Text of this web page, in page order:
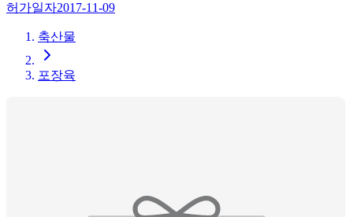
허가일자2017-11-09
축산물
포장육